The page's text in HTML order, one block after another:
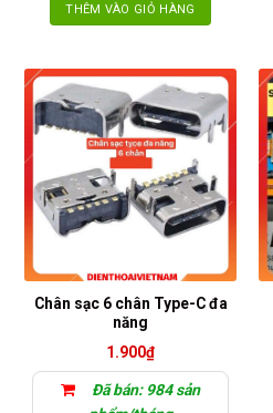
THÊM VÀO GIỎ HÀNG
Chân sạc 6 chân Type-C đa
năng
1.900₫
Đã bán: 984 sản